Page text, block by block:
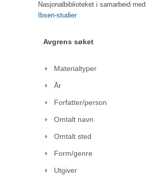
Nasjonalbiblioteket i samarbeid med
Ibsen-studier
Avgrens søket
Materialtyper
År
Forfatter/person
Omtalt navn
Omtalt sted
Form/genre
Utgiver